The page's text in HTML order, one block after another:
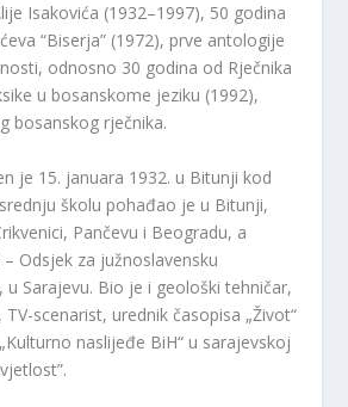
Isakovića (1932–1997), 50 godina
“Biserja” (1972), prve antologije
odnosno 30 godina od Rječnika
u bosanskome jeziku (1992),
bosanskog rječnika.
je 15. januara 1932. u Bitunji kod
školu pohađao je u Bitunji,
Pančevu i Beogradu, a
Odsjek za južnoslavensku
u Sarajevu. Bio je i geološki tehničar,
scenarist, urednik časopisa „Život“
naslijeđe BiH“ u sarajevskoj